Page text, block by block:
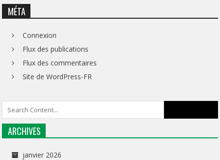
MÉTA
Connexion
Flux des publications
Flux des commentaires
Site de WordPress-FR
ARCHIVES
janvier 2026